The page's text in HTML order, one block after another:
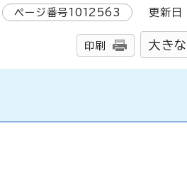
ページ番号1012563 更新日
印刷 大き